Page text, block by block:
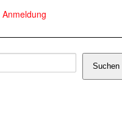
Anmeldung
Suchen